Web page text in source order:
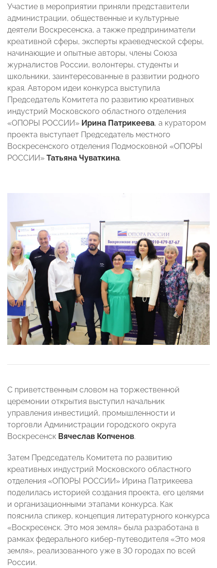
Участие в мероприятии приняли представители
администрации, общественные и культурные
деятели Воскресенска, а также предприниматели
креативной сферы, эксперты краеведческой сферы,
начинающие и опытные авторы, члены Союза
журналистов России, волонтеры, студенты и
школьники, заинтересованные в развитии родного
края. Автором идеи конкурса выступила
Председатель Комитета по развитию креативных
индустрий Московского областного отделения
«ОПОРЫ РОССИИ» Ирина Патрикеева, а куратором
проекта выступает Председатель местного
Воскресенского отделения Подмосковной «ОПОРЫ
РОССИИ» Татьяна Чуваткина.
С приветственным словом на торжественной
церемонии открытия выступил начальник
управления инвестиций, промышленности и
торговли Администрации городского округа
Воскресенск Вячеслав Копченов.
Затем Председатель Комитета по развитию
креативных индустрий Московского областного
отделения «ОПОРЫ РОССИИ» Ирина Патрикеева
поделилась историей создания проекта, его целями
и организационными этапами конкурса. Как
пояснила спикер, концепция литературного конкурса
«Воскресенск. Это моя земля» была разработана в
рамках федерального кибер-путеводителя «Это моя
земля», реализованного уже в 30 городах по всей
России.